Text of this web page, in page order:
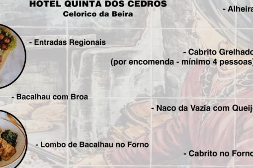
Janeiro estava em elevado
estado de decomposição